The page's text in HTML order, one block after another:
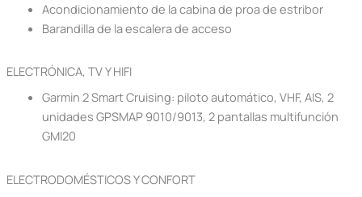
Acondicionamiento de la cabina de proa de estribor
Barandilla de la escalera de acceso
ELECTRÓNICA, TV Y HIFI
Garmin 2 Smart Cruising: piloto automático, VHF, AIS, 2
unidades GPSMAP 9010/9013, 2 pantallas multifunción
GMI20
ELECTRODOMÉSTICOS Y CONFORT